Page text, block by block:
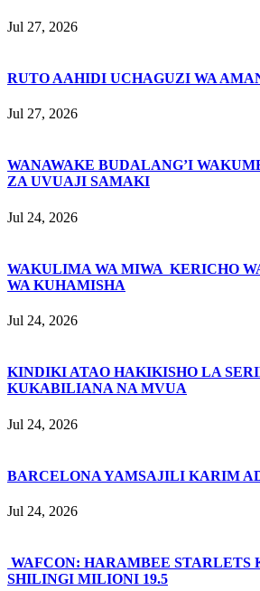
Jul 27, 2026
RUTO AAHIDI UCHAGUZI WA
Jul 27, 2026
WANAWAKE BUDALANG’I
ZA UVUAJI SAMAKI
Jul 24, 2026
WAKULIMA WA MIWA KERICHO
WA KUHAMISHA
Jul 24, 2026
KINDIKI ATAO HAKIKISHO LA
KUKABILIANA NA MVUA
Jul 24, 2026
BARCELONA YAMSAJILI KARIM
Jul 24, 2026
WAFCON: HARAMBEE STARLETS
SHILINGI MILIONI 19.5